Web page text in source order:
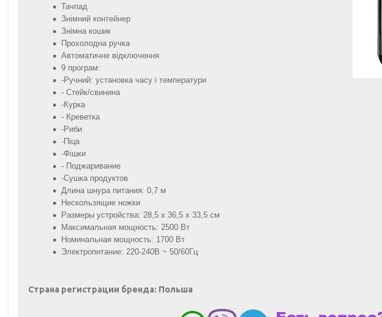
Тачпад
Знімний контейнер
Знімна кошик
Прохолодна ручка
Автоматичне відключення
9 програм:
-Ручний: установка часу і температури
- Стейк/свинина
-Курка
- Креветка
-Риби
-Піца
-Фішки
- Поджаривание
-Сушка продуктов
Длина шнура питания: 0,7 м
Нескользящие ножки
Размеры устройства: 28,5 х 36,5 х 33,5 см
Максимальная мощность: 2500 Вт
Номинальная мощность: 1700 Вт
Электропитание: 220-240В ~ 50/60Гц
Страна регистрации бренда: Польша